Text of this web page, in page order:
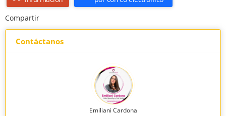
Compartir
Contáctanos
Emiliani Cardona